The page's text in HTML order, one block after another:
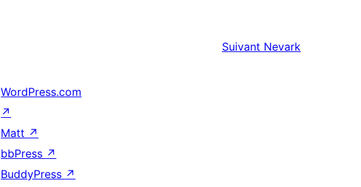
Suivant Nevark
WordPress.com
↗
Matt ↗
bbPress ↗
BuddyPress ↗